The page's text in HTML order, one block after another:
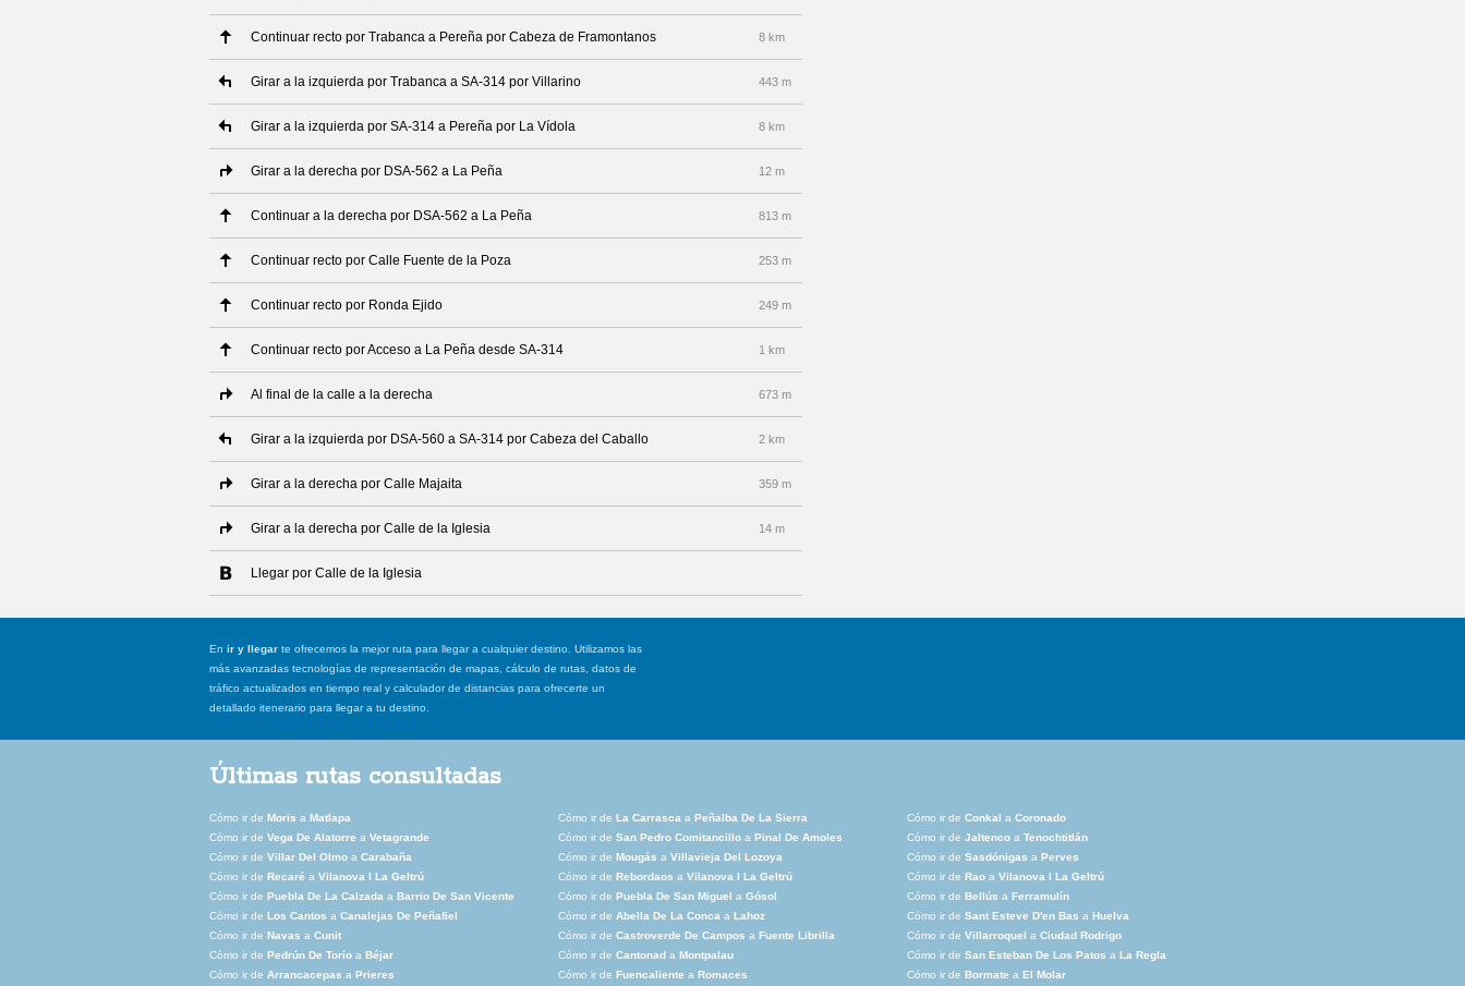
Continuar recto por Trabanca a Pereña por Cabeza de Framontanos 8 km
Girar a la izquierda por Trabanca a SA-314 por Villarino 443 m
Girar a la izquierda por SA-314 a Pereña por La Vídola 8 km
Girar a la derecha por DSA-562 a La Peña 12 m
Continuar a la derecha por DSA-562 a La Peña 813 m
Continuar recto por Calle Fuente de la Poza 253 m
Continuar recto por Ronda Ejido 249 m
Continuar recto por Acceso a La Peña desde SA-314 1 km
Al final de la calle a la derecha 673 m
Girar a la izquierda por DSA-560 a SA-314 por Cabeza del Caballo 2 km
Girar a la derecha por Calle Majaita 359 m
Girar a la derecha por Calle de la Iglesia 14 m
Llegar por Calle de la Iglesia
En ir y llegar te ofrecemos la mejor ruta para llegar a cualquier destino. Utilizamos las
más avanzadas tecnologías de representación de mapas, cálculo de rutas, datos de
tráfico actualizados en tiempo real y calculador de distancias para ofrecerte un
detallado itenerario para llegar a tu destino.
Últimas rutas consultadas
Cómo ir de Moris a Matlapa Cómo ir de La Carrasca a Peñalba De La Sierra Cómo ir de Conkal a Coronado
Cómo ir de Vega De Alatorre a Vetagrande Cómo ir de San Pedro Comitancillo a Pinal De Amoles Cómo ir de Jaltenco a Tenochtitlán
Cómo ir de Villar Del Olmo a Carabaña Cómo ir de Mougás a Villavieja Del Lozoya Cómo ir de Sasdónigas a Perves
Cómo ir de Recaré a Vilanova I La Geltrú Cómo ir de Rebordaos a Vilanova I La Geltrú Cómo ir de Rao a Vilanova I La Geltrú
Cómo ir de Puebla De La Calzada a Barrio De San Vicente Cómo ir de Puebla De San Miguel a Gósol Cómo ir de Bellús a Ferramulín
Cómo ir de Los Cantos a Canalejas De Peñafiel Cómo ir de Abella De La Conca a Lahoz Cómo ir de Sant Esteve D'en Bas a Huelva
Cómo ir de Navas a Cunit Cómo ir de Castroverde De Campos a Fuente Librilla Cómo ir de Villarroquel a Ciudad Rodrigo
Cómo ir de Pedrún De Torío a Béjar Cómo ir de Cantonad a Montpalau Cómo ir de San Esteban De Los Patos a La Regla
Cómo ir de Arrancacepas a Prieres Cómo ir de Fuencaliente a Romaces Cómo ir de Bormate a El Molar